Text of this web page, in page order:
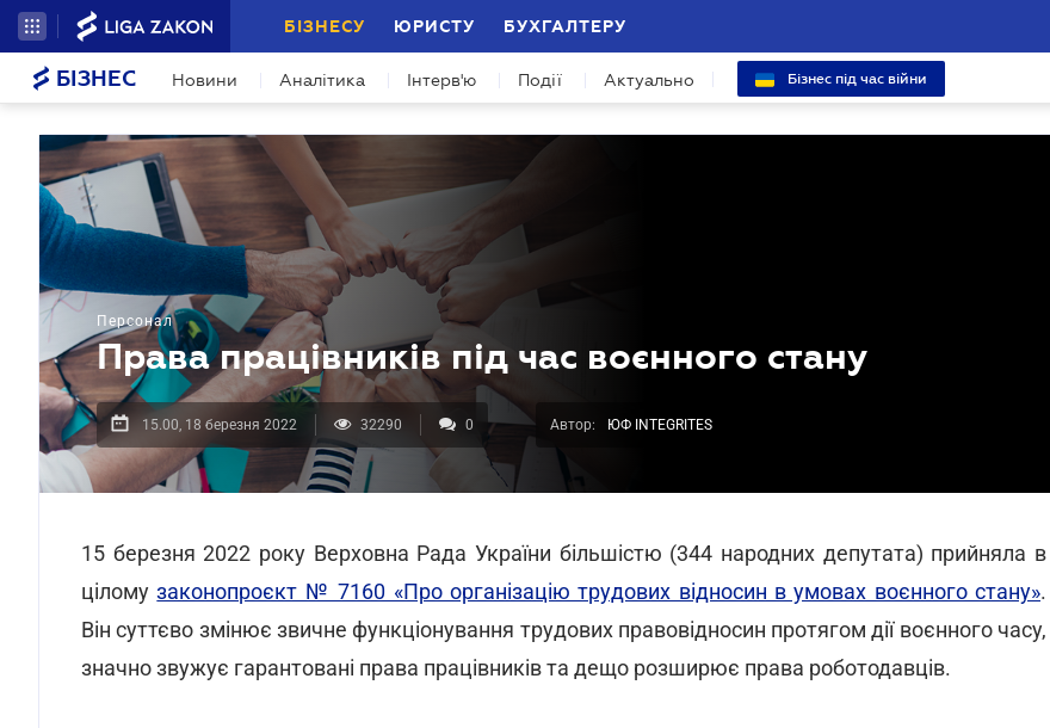
БІЗНЕСУ ЮРИСТУ БУХГАЛТЕРУ
БІЗНЕС Новини Аналітика Інтерв'ю Події Актуально Бізнес під час війни
Персонал
Права працівників під час воєнного стану
15.00, 18 березня 2022 32290 0 Автор: ЮФ INTEGRITES
15 березня 2022 року Верховна Рада України більшістю (344 народних депутата) прийняла в
ціломузаконопроєкт № 7160 «Про організацію трудових відносин в умовах воєнного стану».
Він суттєво змінює звичне функціонування трудових правовідносин протягом дії воєнного часу,
значно звужує гарантовані права працівників та дещо розширює права роботодавців.